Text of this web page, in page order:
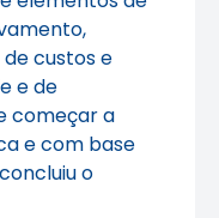
custos e
e de
começar a
e com base
o